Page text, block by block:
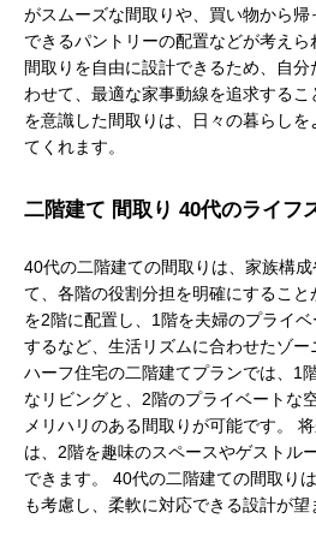
がスムーズな間取りや、買い物から
できるパントリーの配置などが考えら
間取りを自由に設計できるため、自
わせて、最適な家事動線を追求する
を意識した間取りは、日々の暮らし
てくれます。
二階建て 間取り 40代のライフ
40代の二階建ての間取りは、家族構
て、各階の役割分担を明確にするこ
を2階に配置し、1階を夫婦のプライ
するなど、生活リズムに合わせたゾー
ハーフ住宅の二階建てプランでは、1
なリビングと、2階のプライベートな
メリハリのある間取りが可能です。
は、2階を趣味のスペースやゲストル
できます。 40代の二階建ての間取り
も考慮し、柔軟に対応できる設計が望